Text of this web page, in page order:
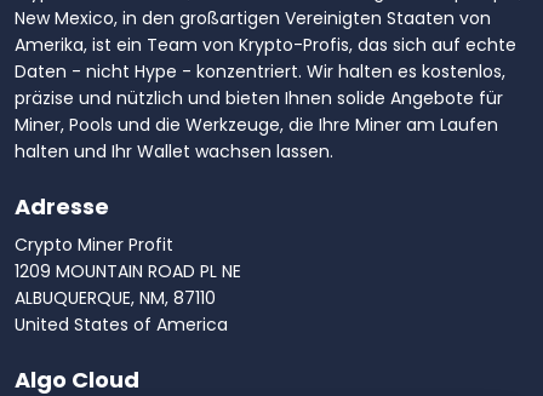
New Mexico, in den großartigen Vereinigten Staaten von
Amerika, ist ein Team von Krypto-Profis, das sich auf echte
Daten - nicht Hype - konzentriert. Wir halten es kostenlos,
präzise und nützlich und bieten Ihnen solide Angebote für
Miner, Pools und die Werkzeuge, die Ihre Miner am Laufen
halten und Ihr Wallet wachsen lassen.
Adresse
Crypto Miner Profit
1209 MOUNTAIN ROAD PL NE
ALBUQUERQUE, NM, 87110
United States of America
Algo Cloud